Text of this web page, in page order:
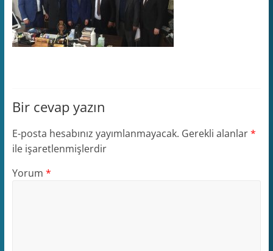
Bir cevap yazın
E-posta hesabınız yayımlanmayacak. Gerekli alanlar*
ile işaretlenmişlerdir
Yorum *